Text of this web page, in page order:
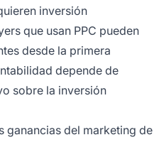
inversión
que usan PPC pueden
desde la primera
depende de
sobre la inversión
ganancias del marketing de